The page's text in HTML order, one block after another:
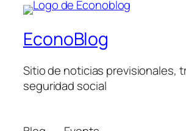
EconoBlog
Sitio de noticias previsionales,
seguridad social